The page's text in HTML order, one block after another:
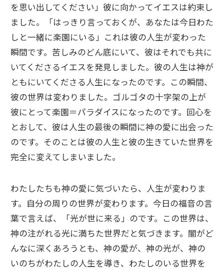
を思い出してください」彼に向かってイエスは約束し
ました。「はっきり言っておくが、あなたは今日わた
しと一緒に楽園にいる」これは彼の人生が変わった
瞬間です。苦しみのどん底にいて、彼はそれでも共に
いてくださるイエスを発見しました。彼の人生は神が
ともにいてくださる人生になったのです。この瞬間、
彼の世界は変わりました。ゴルゴタの十字架の上が
彼にとって楽園＝パラダイスになったのです。回心を
とおして、彼は人生の最後の瞬間に神の愛に出会った
のです。そのことは彼の人生と彼の生きていた世界を
完全に変えてしまいました。
わたしたちも神の愛に気づいたら、人生が変わりま
す。自分の周りの世界が変わります。今日の福音の言
葉で言えば、「光が世に来る」のです。この世界は、
神の注がれる光に満ちた世界だと気づきます。闇がど
んなに深くあろうとも、神の愛が、神の光が、神の
いのちがわたしの人生を導き、わたしのいる世界を